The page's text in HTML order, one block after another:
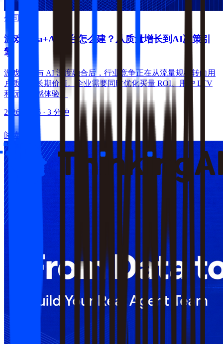
公司新闻
游戏Data+AI平台怎么建？从质量增长到AI决策引
擎
游戏出海与 AI 深度融合后，行业竞争正在从流量规模转向用
户质量与长期价值。企业需要同时优化买量 ROI、用户 LTV
和玩家情感体验。
2026-07-16 · 3 分钟
阅读